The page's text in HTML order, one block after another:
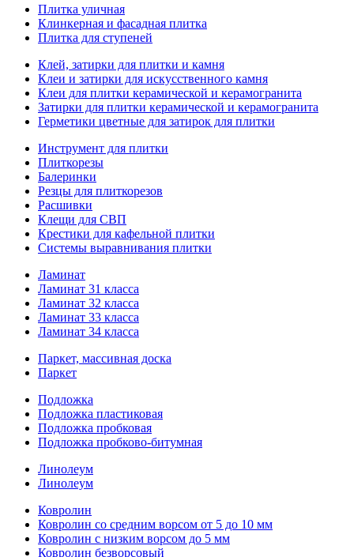
Плитка уличная
Клинкерная и фасадная плитка
Плитка для ступеней
Клей, затирки для плитки и камня
Клеи и затирки для искусственного камня
Клеи для плитки керамической и керамогранита
Затирки для плитки керамической и керамогранита
Герметики цветные для затирок для плитки
Инструмент для плитки
Плиткорезы
Балеринки
Резцы для плиткорезов
Расшивки
Клещи для СВП
Крестики для кафельной плитки
Системы выравнивания плитки
Ламинат
Ламинат 31 класса
Ламинат 32 класса
Ламинат 33 класса
Ламинат 34 класса
Паркет, массивная доска
Паркет
Подложка
Подложка пластиковая
Подложка пробковая
Подложка пробково-битумная
Линолеум
Линолеум
Ковролин
Ковролин со средним ворсом от 5 до 10 мм
Ковролин с низким ворсом до 5 мм
Ковролин безворсовый